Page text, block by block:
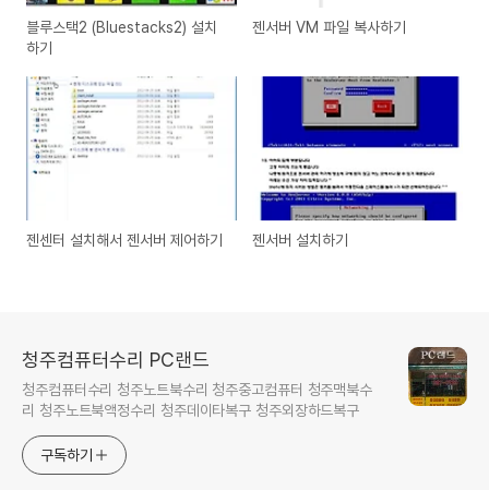
블루스택2 (Bluestacks2) 설치
하기
젠서버 VM 파일 복사하기
젠센터 설치해서 젠서버 제어하기 젠서버 설치하기
청주컴퓨터수리 PC랜드
청주컴퓨터수리 청주노트북수리 청주중고컴퓨터 청주맥북수
리 청주노트북액정수리 청주데이타복구 청주외장하드복구
구독하기